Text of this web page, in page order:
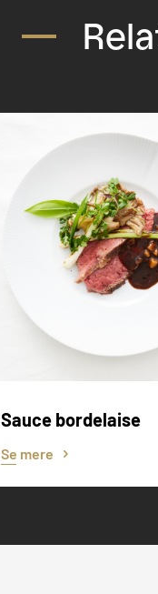
Sauce bordelaise
Se mere